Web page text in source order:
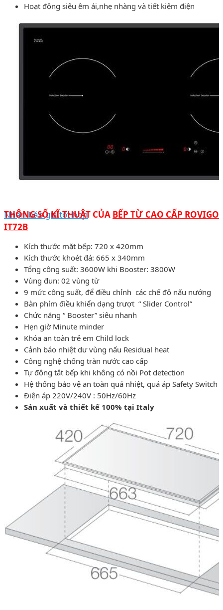
Hoạt động siêu êm ái,nhẹ nhàng và tiết kiệm điện
Nhận báo giá tốt hơn
THÔNG SỐ KĨ THUẬT CỦA BẾP TỪ CAO CẤP ROVIGO
IT72B
Kích thước mặt bếp: 720 x 420mm
Kích thước khoét đá: 665 x 340mm
Tổng công suất: 3600W khi Booster: 3800W
Vùng đun: 02 vùng từ
9 mức công suất, để điều chỉnh các chế độ nấu nướng
Bàn phím điều khiển dạng trượt “ Slider Control”
Chức năng “ Booster” siêu nhanh
Hẹn giờ Minute minder
Khóa an toàn trẻ em Child lock
Cảnh báo nhiệt dư vùng nấu Residual heat
Công nghệ chống tràn nước cao cấp
Tự động tắt bếp khi không có nồi Pot detection
Hệ thống bảo vệ an toàn quá nhiệt, quá áp Safety Switch
Điện áp 220V/240V : 50Hz/60Hz
Sản xuất và thiết kế 100% tại Italy